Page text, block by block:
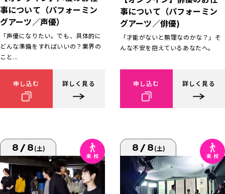
事について（パフォーミン
グアーツ／声優）
「声優になりたい。でも、具体的に
どんな準備をすればいいの？業界の
こと...
申し込む 詳しく見る
事について（パフォーミン
グアーツ／俳優)
「才能がないと無理なのかな？」そ
んな不安を抱えているあなたへ。
申し込む 詳しく見る
8/8(土) 8/8(土)